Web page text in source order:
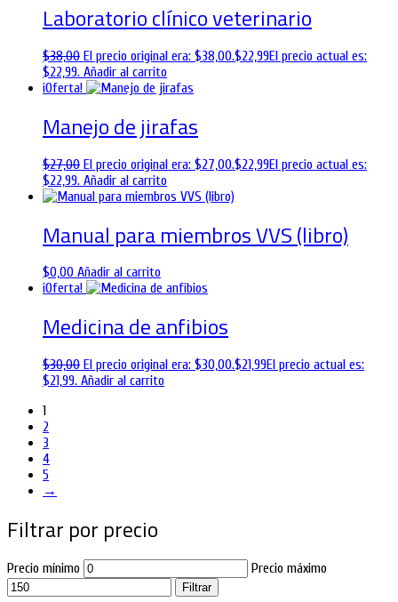
Laboratorio clínico veterinario
$38,00 El precio original era: $38,00.$22,99El precio actual es:
$22,99. Añadir al carrito
¡Oferta!
Manejo de jirafas
$27,00 El precio original era: $27,00.$22,99El precio actual es:
$22,99. Añadir al carrito
Manual para miembros VVS (libro)
$0,00 Añadir al carrito
¡Oferta!
Medicina de anfibios
$30,00 El precio original era: $30,00.$21,99El precio actual es:
$21,99. Añadir al carrito
1
2
3
4
5
→
Filtrar por precio
Precio mínimo Precio máximo
Filtrar